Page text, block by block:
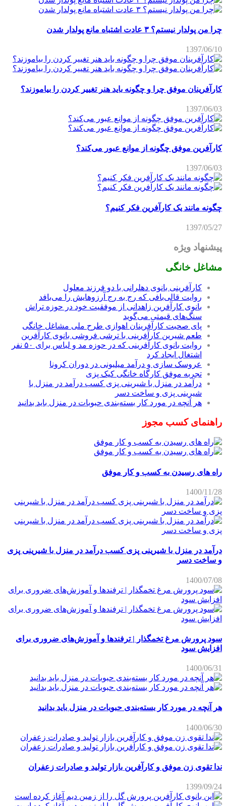
چرا من پولدار نیستم؟ ۳ عادت اشتباه مانع پولدار شدن
1397/06/10
کارآفرینان موفق چرا و چگونه باید هنر تغییر کردن را بیاموزند؟
1397/06/03
کارآفرین موفق چگونه از موانع عبور می‌کند؟
1397/06/03
چگونه مانند یک کارآفرین فکر کنیم؟
1397/05/27
پیشنهاد ویژه
مشاغل خانگی
کارآفرینی بانوی دهلرانی با دو فرزند معلول
روایت قالی‌بافی که رج به رج آرزوهایش را می‌بافد
بانوی کارآفرین زاهدانی از موفقیت خود در حوزه تراش
سنگ‌های قیمتی می‌گوید
پای صحبت کارآفرینان اهوازی طرح ملی مشاغل خانگی
طعم شیرین کارآفرینی با ترشی فروشی بانوی کارآفرین
روایت بانوی کارآفرینی که در حوزه مد و لباس برای ۵۰ نفر
اشتغال ایجاد کرد
عروسک سازی و درآمد میلیونی در دوران کرونا
تجربه موفق کارگاه خانگی کیک پزی
درآمد در منزل با شیرینی پزی کسب درآمد در منزل با
شیرینی پزی و ساخت دسر
هر آنچه در مورد کار بسته‌بندی حبوبات در منزل باید بدانید
راهنمای کسب مجوز
راه های رسیدن به کسب و کار موفق
1400/11/28
درآمد در منزل با شیرینی پزی کسب درآمد در منزل با شیرینی پزی
و ساخت دسر
1400/07/08
سود پرورش مرغ تخمگذار | ترفندها و آموزش‌های ضروری برای
افزایش سود
1400/06/31
هر آنچه در مورد کار بسته‌بندی حبوبات در منزل باید بدانید
1400/06/30
ندا تقوی زن موفق و کارآفرین بازار تولید و صادرات زعفران
1399/09/24